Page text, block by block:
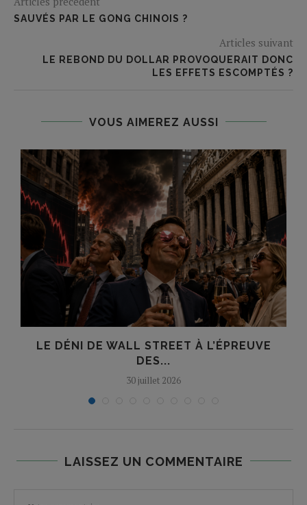
SAUVÉS PAR LE GONG CHINOIS ?
Articles suivant
LE REBOND DU DOLLAR PROVOQUERAIT DONC
LES EFFETS ESCOMPTÉS ?
VOUS AIMEREZ AUSSI
LE DÉNI DE WALL STREET À L’ÉPREUVE
DES...
30 juillet 2026
LAISSEZ UN COMMENTAIRE